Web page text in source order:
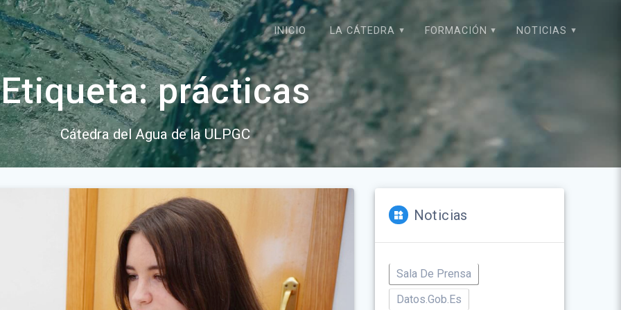
INICIO LA CÁTEDRA FORMACIÓN NOTICIAS
Etiqueta:prácticas
Cátedra del Agua de la ULPGC
Noticias
Sala De Prensa
Datos.gob.es